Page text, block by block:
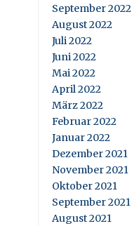
September 2022
August 2022
Juli 2022
Juni 2022
Mai 2022
April 2022
März 2022
Februar 2022
Januar 2022
Dezember 2021
November 2021
Oktober 2021
September 2021
August 2021